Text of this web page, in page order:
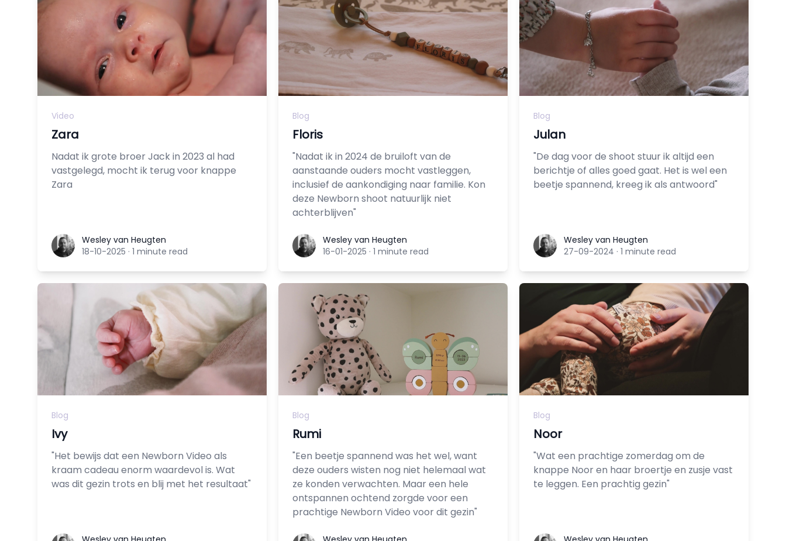
Video
Zara
Nadat ik grote broer Jack in 2023 al had
vastgelegd, mocht ik terug voor knappe
Zara
Wesley van Heugten
Wesley van Heugten
18-10-2025 · 1 minute read
Blog
Floris
"Nadat ik in 2024 de bruiloft van de
aanstaande ouders mocht vastleggen,
inclusief de aankondiging naar familie. Kon
deze Newborn shoot natuurlijk niet
achterblijven"
Wesley van Heugten
Wesley van Heugten
16-01-2025 · 1 minute read
Blog
Julan
"De dag voor de shoot stuur ik altijd een
berichtje of alles goed gaat. Het is wel een
beetje spannend, kreeg ik als antwoord"
Wesley van Heugten
Wesley van Heugten
27-09-2024 · 1 minute read
Blog
Ivy
"Het bewijs dat een Newborn Video als
kraam cadeau enorm waardevol is. Wat
was dit gezin trots en blij met het resultaat"
Blog
Rumi
"Een beetje spannend was het wel, want
deze ouders wisten nog niet helemaal wat
ze konden verwachten. Maar een hele
ontspannen ochtend zorgde voor een
prachtige Newborn Video voor dit gezin"
Blog
Noor
"Wat een prachtige zomerdag om de
knappe Noor en haar broertje en zusje vast
te leggen. Een prachtig gezin"